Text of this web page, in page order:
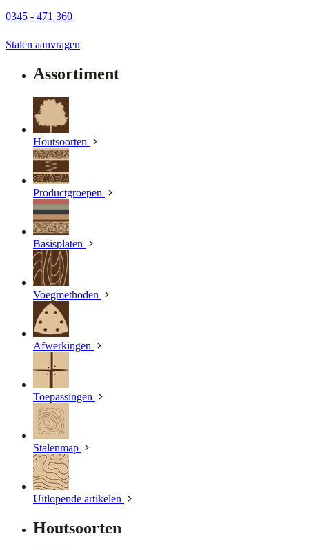
0345 - 471 360
Stalen aanvragen
Assortiment
Houtsoorten
Productgroepen
Basisplaten
Voegmethoden
Afwerkingen
Toepassingen
Stalenmap
Uitlopende artikelen
Houtsoorten